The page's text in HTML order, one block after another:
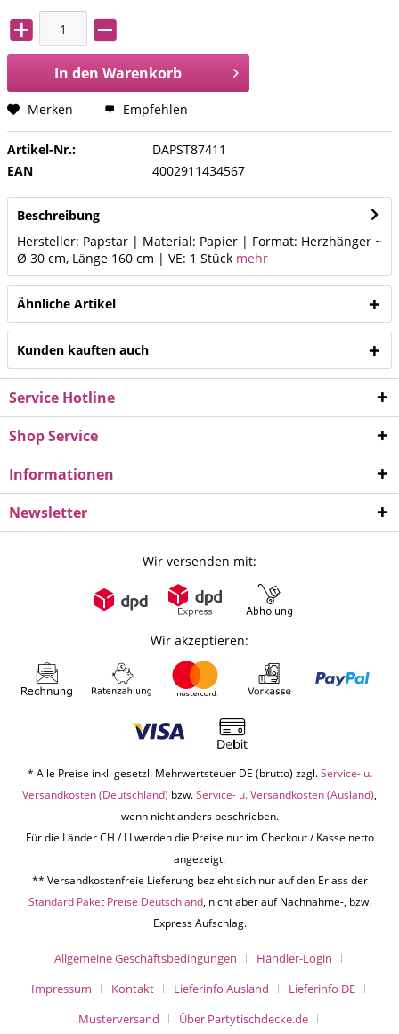
In den Warenkorb
Merken Empfehlen
Artikel-Nr.:
DAPST87411
EAN
4002911434567
Beschreibung
Hersteller: Papstar | Material: Papier | Format: Herzhänger ~
Ø 30 cm, Länge 160 cm | VE: 1 Stück mehr
Ähnliche Artikel
Kunden kauften auch
Service Hotline
Shop Service
Informationen
Newsletter
Wir versenden mit:
Wir akzeptieren:
* Alle Preise inkl. gesetzl. Mehrwertsteuer DE (brutto) zzgl.Service- u.
Versandkosten (Deutschland) bzw.Service- u. Versandkosten (Ausland),
wenn nicht anders beschrieben.
Für die Länder CH / LI werden die Preise nur im Checkout / Kasse netto
angezeigt.
** Versandkostenfreie Lieferung bezieht sich nur auf den Erlass der
Standard Paket Preise Deutschland, nicht aber auf Nachnahme-, bzw.
Express Aufschlag.
Allgemeine Geschäftsbedingungen
Händler-Login
Impressum
Kontakt Lieferinfo Ausland
Lieferinfo DE
Musterversand
Über Partytischdecke.de